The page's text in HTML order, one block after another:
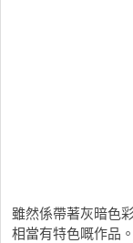
雖然係帶著灰暗色
相當有特色嘅作品